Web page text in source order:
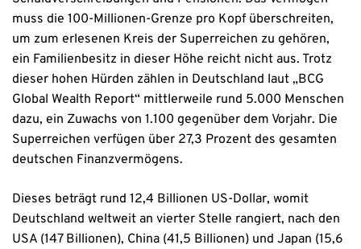
muss die 100-Millionen-Grenze pro Kopf überschreiten,
um zum erlesenen Kreis der Superreichen zu gehören,
ein Familienbesitz in dieser Höhe reicht nicht aus. Trotz
dieser hohen Hürden zählen in Deutschland laut „BCG
Global Wealth Report“ mittlerweile rund 5.000 Menschen
dazu, ein Zuwachs von 1.100 gegenüber dem Vorjahr. Die
Superreichen verfügen über 27,3 Prozent des gesamten
deutschen Finanzvermögens.
Dieses beträgt rund 12,4 Billionen US-Dollar, womit
Deutschland weltweit an vierter Stelle rangiert, nach den
USA (147 Billionen), China (41,5 Billionen) und Japan (15,6